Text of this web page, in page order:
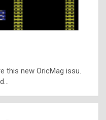
this new OricMag issu.